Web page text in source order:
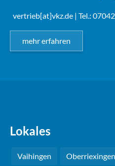
vertrieb[at]vkz.de | Tel.:
mehr erfahren
Lokales
Vaihingen Oberriexingen